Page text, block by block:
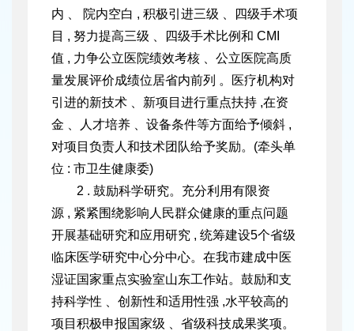
内 、 院内空白 , 积极引进三级 、四级手术项
目 , 努力提高三级 、四级手术比例和 CMI
值 , 力争公立医院绩效考核 、公立医院高质
量发展评价成绩位居省内前列 。医疗机构对
引进的新技术 、新项目进行重点扶持 ,在资
金 、人才培养 、设备条件等方面给予倾斜 ,
对项目负责人和技术团队给予奖励。(牵头单
位 : 市卫生健康委)
2 . 鼓励科学研究。充分利用有限资
源 , 紧紧围绕影响人民群众健康的重点问题
开展基础研究和应用研究 , 统筹建设5个省级
临床医学研究中心分中心。在我市建成中医
湿证国家重点实验室山东工作站。鼓励和支
持科学性 、创新性和适用性强 ,水平较高的
项目积极申报国家级 、省级科技成果奖项。